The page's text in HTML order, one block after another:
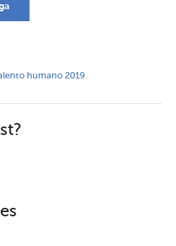
humano 2019